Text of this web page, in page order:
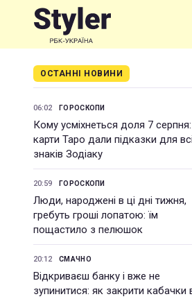
ОСТАННІ НОВИНИ
06:02 ГОРОСКОПИ
Кому усміхнеться доля 7 серпня:
карти Таро дали підказки для
знаків Зодіаку
20:59 ГОРОСКОПИ
Люди, народжені в ці дні тижня,
гребуть гроші лопатою: їм
пощастило з пелюшок
20:12 СМАЧНО
Відкриваєш банку і вже не
зупинитися: як закрити кабачки